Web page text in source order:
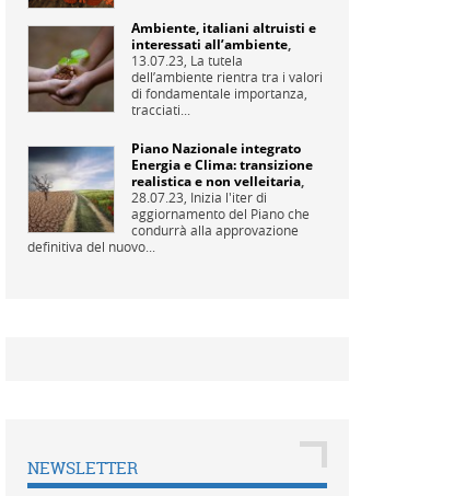
Ambiente, italiani altruisti e
interessati all’ambiente,
13.07.23, La tutela
dell’ambiente rientra tra i valori
di fondamentale importanza,
tracciati...
Piano Nazionale integrato
Energia e Clima: transizione
realistica e non velleitaria,
28.07.23, Inizia l'iter di
aggiornamento del Piano che
condurrà alla approvazione
definitiva del nuovo...
NEWSLETTER